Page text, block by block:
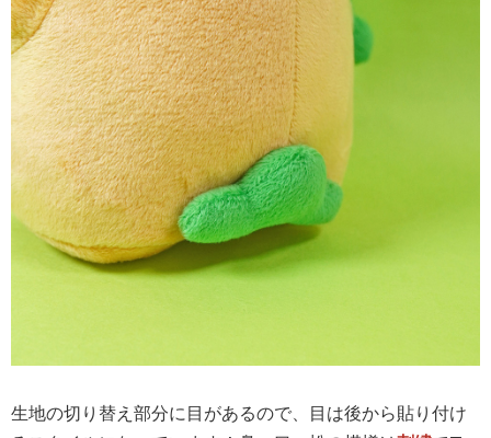
生地の切り替え部分に目があるので、目は後から貼り付け